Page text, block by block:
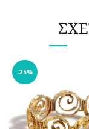
-25%